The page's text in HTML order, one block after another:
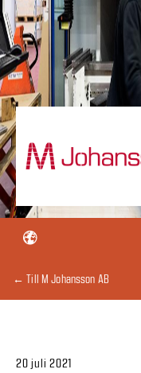
← Till M Johansson AB
20 juli 2021